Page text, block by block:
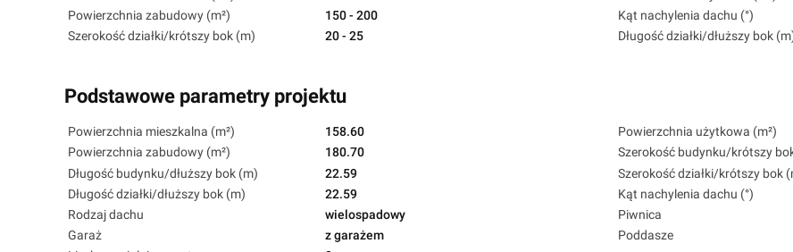
Powierzchnia zabudowy (m²)
150 - 200 Kąt nachylenia dachu (°)
Szerokość działki/krótszy bok (m)
20 - 25 Długość działki/dłuższy bok
Podstawowe parametry projektu
Powierzchnia mieszkalna (m²) 158.60 Powierzchnia użytkowa (m²)
Powierzchnia zabudowy (m²)
180.70 Szerokość budynku/krótszy
Długość budynku/dłuższy bok (m)
22.59 Szerokość działki/krótszy bok
Długość działki/dłuższy bok (m)
22.59 Kąt nachylenia dachu (°)
Rodzaj dachu
wielospadowy Piwnica
Garaż
z garażem Poddasze